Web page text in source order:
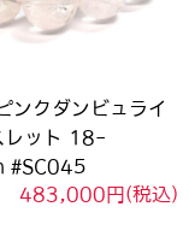
ンクダンビュライ
レット 18-
#SC045
483,000円(税込)